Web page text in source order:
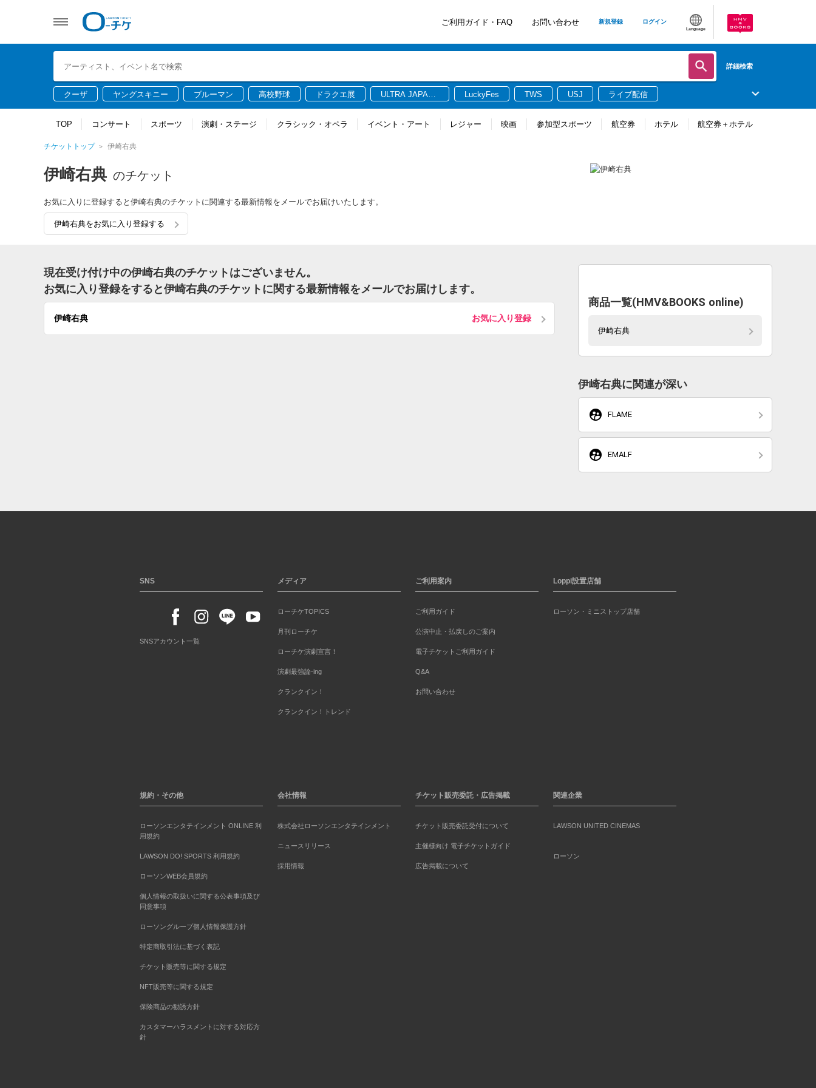
ご利用ガイド・FAQ お問い合わせ 新規登録 ログイン
Language
詳細検索
クーザ ヤングスキニー ブルーマン 高校野球 ドラクエ展
ULTRA JAPAN
LuckyFes TWS USJ ライブ配信
TOP コンサート スポーツ 演劇・ステージ クラシック・オペラ イベント・アート レジャー 映画 参加型スポーツ 航空券 ホテル 航空券＋ホテル
チケットトップ 伊崎右典
伊崎右典 のチケット
お気に入りに登録すると伊崎右典のチケットに関連する最新情報をメールでお届けいたします。
伊崎右典をお気に入り登録する
現在受け付け中の伊崎右典のチケットはございません。
お気に入り登録をすると伊崎右典のチケットに関する最新情報をメールでお届けします。
伊崎右典 お気に入り登録
商品一覧(HMV&BOOKS online)
伊崎右典
伊崎右典に関連が深い
supervised_user_circle FLAME
supervised_user_circle EMALF
SNS
SNSアカウント一覧
メディア
ローチケTOPICS
月刊ローチケ
ローチケ演劇宣言！
演劇最強論-ing
クランクイン！
クランクイン！トレンド
ご利用案内
ご利用ガイド
公演中止・払戻しのご案内
電子チケットご利用ガイド
Q&A
お問い合わせ
Loppi設置店舗
ローソン・ミニストップ店舗
規約・その他
ローソンエンタテインメント ONLINE 利
用規約
LAWSON DO! SPORTS 利用規約
ローソンWEB会員規約
個人情報の取扱いに関する公表事項及び
同意事項
ローソングループ個人情報保護方針
特定商取引法に基づく表記
チケット販売等に関する規定
NFT販売等に関する規定
保険商品の勧誘方針
カスタマーハラスメントに対する対応方
針
会社情報
株式会社ローソンエンタテインメント
ニュースリリース
採用情報
チケット販売委託・広告掲載
チケット販売委託受付について
主催様向け 電子チケットガイド
広告掲載について
関連企業
LAWSON UNITED CINEMAS
ローソン